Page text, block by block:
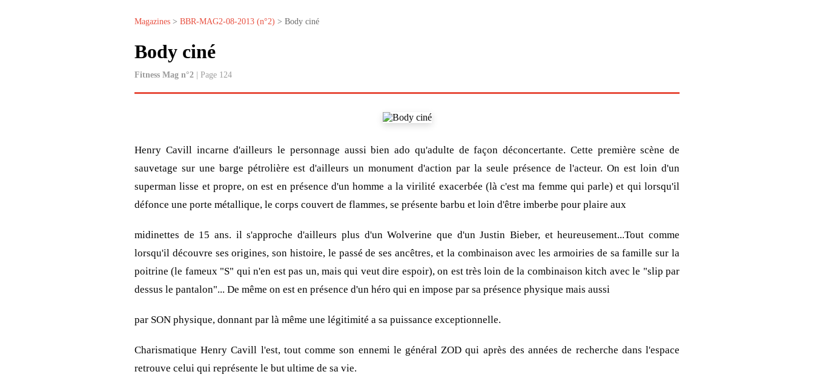
Magazines > BBR-MAG2-08-2013 (n°2) > Body ciné
Body ciné
Fitness Mag n°2 | Page 124
Henry Cavill incarne d'ailleurs le personnage aussi bien ado qu'adulte de façon déconcertante. Cette première scène de
sauvetage sur une barge pétrolière est d'ailleurs un monument d'action par la seule présence de l'acteur. On est loin d'un
superman lisse et propre, on est en présence d'un homme a la virilité exacerbée (là c'est ma femme qui parle) et qui lorsqu'il
défonce une porte métallique, le corps couvert de flammes, se présente barbu et loin d'être imberbe pour plaire aux
midinettes de 15 ans. il s'approche d'ailleurs plus d'un Wolverine que d'un Justin Bieber, et heureusement...Tout comme
lorsqu'il découvre ses origines, son histoire, le passé de ses ancêtres, et la combinaison avec les armoiries de sa famille sur la
poitrine (le fameux "S" qui n'en est pas un, mais qui veut dire espoir), on est très loin de la combinaison kitch avec le "slip par
dessus le pantalon"... De même on est en présence d'un héro qui en impose par sa présence physique mais aussi
par SON physique, donnant par là même une légitimité a sa puissance exceptionnelle.
Charismatique Henry Cavill l'est, tout comme son ennemi le général ZOD qui après des années de recherche dans l'espace
retrouve celui qui représente le but ultime de sa vie.